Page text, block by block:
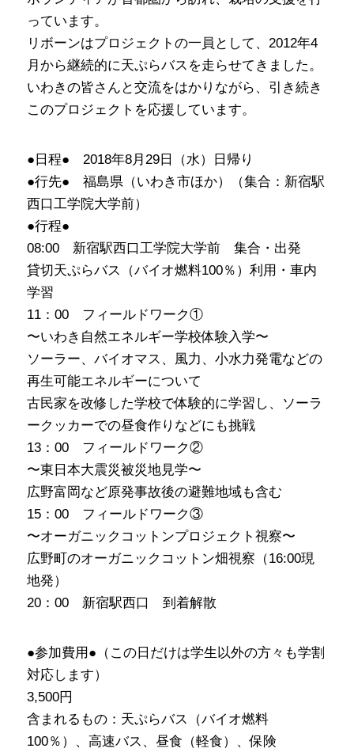
っています。
リボーンはプロジェクトの一員として、2012年4
月から継続的に天ぷらバスを走らせてきました。
いわきの皆さんと交流をはかりながら、引き続き
このプロジェクトを応援しています。
●日程● 2018年8月29日（水）日帰り
●行先● 福島県（いわき市ほか）（集合：新宿駅
西口工学院大学前）
●行程●
08:00 新宿駅西口工学院大学前 集合・出発
貸切天ぷらバス（バイオ燃料100％）利用・車内
学習
11：00 フィールドワーク①
〜いわき自然エネルギー学校体験入学〜
ソーラー、バイオマス、風力、小水力発電などの
再生可能エネルギーについて
古民家を改修した学校で体験的に学習し、ソーラ
ークッカーでの昼食作りなどにも挑戦
13：00 フィールドワーク②
〜東日本大震災被災地見学〜
広野富岡など原発事故後の避難地域も含む
15：00 フィールドワーク③
〜オーガニックコットンプロジェクト視察〜
広野町のオーガニックコットン畑視察（16:00現
地発）
20：00 新宿駅西口 到着解散
●参加費用●（この日だけは学生以外の方々も学割
対応します）
3,500円
含まれるもの：天ぷらバス（バイオ燃料
100％）、高速バス、昼食（軽食）、保険